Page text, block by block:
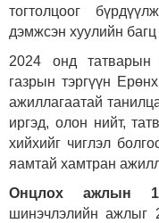
тогтолцоог
дэмжсэн хуулийн
2024 онд
газрын тэргүүн
ажиллагаатай
иргэд, олон нийт,
хийхийг чиглэл
яамтай хамтран
Онцлох ажлын 1-
шинэчлэлийн ажлыг